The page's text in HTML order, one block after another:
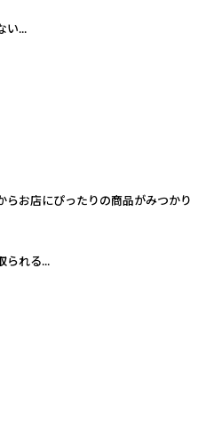
い...
らお店にぴったりの商品がみつかり
られる...